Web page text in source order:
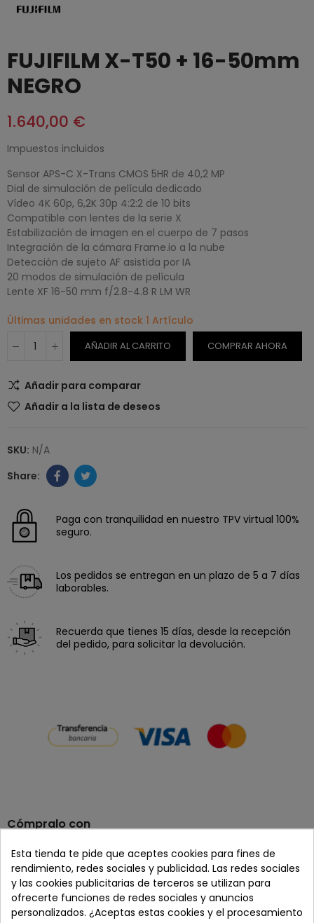
FUJIFILM X-T50 + 16-50mm
NEGRO
1.640,00 €
Impuestos incluidos
Sensor APS-C X-Trans CMOS 5HR de 40,2 MP
Dial de simulación de película dedicado
Vídeo 4K 60p, 6,2K 30p 4:2:2 de 10 bits
Compatible con lentes de la serie X
Estabilización de imagen en el cuerpo de 7 pasos
Integración de la cámara Frame.io a la nube
Detección de sujeto AF asistida por IA
20 modos de simulación de película
Lente XF 16-50 mm f/2.8-4.8 R LM WR
Últimas unidades en stock 1 Artículo
AÑADIR AL CARRITO COMPRAR AHORA
Añadir para comparar
Añadir a la lista de deseos
SKU: N/A
Paga con tranquilidad en nuestro TPV virtual 100%
seguro.
Los pedidos se entregan en un plazo de 5 a 7 días
laborables.
Recuerda que tienes 15 días, desde la recepción
del pedido, para solicitar la devolución.
Cómpralo con
+
Esta tienda te pide que aceptes cookies para fines de
rendimiento, redes sociales y publicidad. Las redes sociales
y las cookies publicitarias de terceros se utilizan para
ofrecerte funciones de redes sociales y anuncios
personalizados. ¿Aceptas estas cookies y el procesamiento